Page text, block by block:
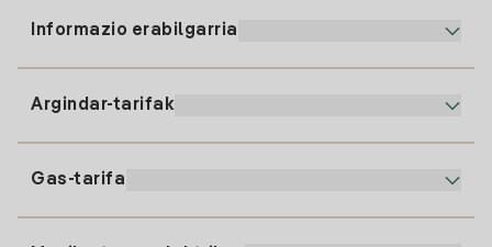
91 919 52 73
clientes@tuiberdrola.es
Informazio erabilgarria
Argindar-tarifak
Gas-tarifa